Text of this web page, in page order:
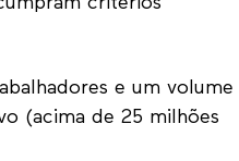
e um volume
(acima de 25 milhões